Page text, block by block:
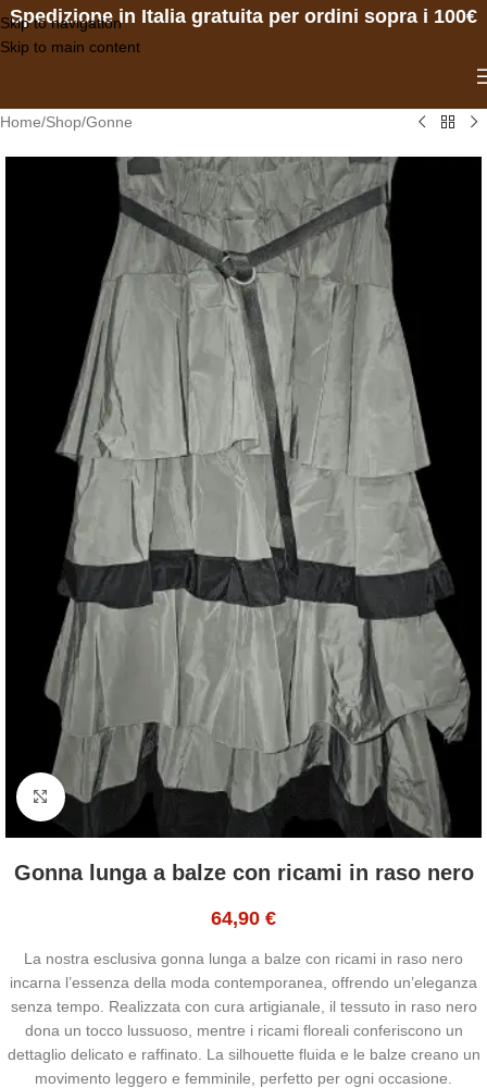
Skip to navigation
Skip to main content
Spedizione in Italia gratuita per ordini sopra i 100€
Home/Shop/Gonne
Click to enlarge
Gonna lunga a balze con ricami in raso nero
64,90 €
La nostra esclusiva gonna lunga a balze con ricami in raso nero
incarna l’essenza della moda contemporanea, offrendo un’eleganza
senza tempo. Realizzata con cura artigianale, il tessuto in raso nero
dona un tocco lussuoso, mentre i ricami floreali conferiscono un
dettaglio delicato e raffinato. La silhouette fluida e le balze creano un
movimento leggero e femminile, perfetto per ogni occasione.